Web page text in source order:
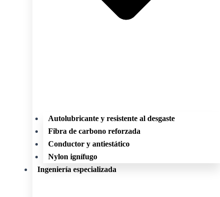
Autolubricante y resistente al desgaste
Fibra de carbono reforzada
Conductor y antiestático
Nylon ignífugo
Ingeniería especializada